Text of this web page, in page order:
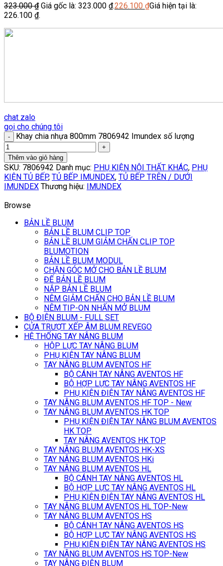
323.000₫ Giá gốc là: 323.000 ₫.226.100 ₫Giá hiện tại là:
226.100 ₫.
chat zalo
gọi cho chúng tôi
Khay chia nhựa 800mm 7806942 Imundex số lượng
Thêm vào giỏ hàng
SKU: 7806942 Danh mục: PHỤ KIỆN NỘI THẤT KHÁC, PHỤ
KIỆN TỦ BẾP, TỦ BẾP IMUNDEX, TỦ BẾP TRÊN / DƯỚI
IMUNDEX Thương hiệu: IMUNDEX
Browse
BẢN LỀ BLUM
BẢN LỀ BLUM CLIP TOP
BẢN LỀ BLUM GIẢM CHẤN CLIP TOP
BLUMOTION
BẢN LỀ BLUM MODUL
CHẶN GÓC MỞ CHO BẢN LỀ BLUM
ĐẾ BẢN LỀ BLUM
NẮP BẢN LỀ BLUM
NÊM GIẢM CHẤN CHO BẢN LỀ BLUM
NÊM TIP-ON NHẤN MỞ BLUM
BỘ ĐIỆN BLUM - FULL SET
CỬA TRƯỢT XẾP ÂM BLUM REVEGO
HỆ THỐNG TAY NÂNG BLUM
HỘP LỰC TAY NÂNG BLUM
PHỤ KIỆN TAY NÂNG BLUM
TAY NÂNG BLUM AVENTOS HF
BỘ CÁNH TAY NÂNG AVENTOS HF
BỘ HỢP LỰC TAY NÂNG AVENTOS HF
PHỤ KIỆN ĐIỆN TAY NÂNG AVENTOS HF
TAY NÂNG BLUM AVENTOS HF TOP - New
TAY NÂNG BLUM AVENTOS HK TOP
PHỤ KIỆN ĐIỆN TAY NÂNG BLUM AVENTOS
HK TOP
TAY NÂNG AVENTOS HK TOP
TAY NÂNG BLUM AVENTOS HK-XS
TAY NÂNG BLUM AVENTOS HKi
TAY NÂNG BLUM AVENTOS HL
BỘ CÁNH TAY NÂNG AVENTOS HL
BỘ HỢP LỰC TAY NÂNG AVENTOS HL
PHỤ KIỆN ĐIỆN TAY NÂNG AVENTOS HL
TAY NÂNG BLUM AVENTOS HL TOP-New
TAY NÂNG BLUM AVENTOS HS
BỘ CÁNH TAY NÂNG AVENTOS HS
BỘ HỢP LỰC TAY NÂNG AVENTOS HS
PHỤ KIỆN ĐIỆN TAY NÂNG AVENTOS HS
TAY NÂNG BLUM AVENTOS HS TOP-New
TAY NÂNG ĐIỆN BLUM